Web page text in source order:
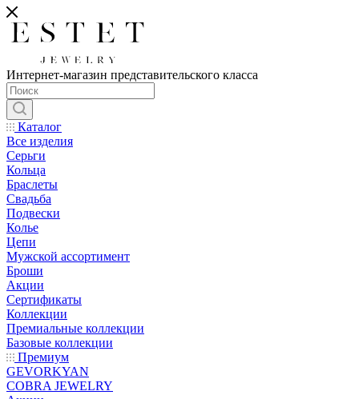
Интернет-магазин представительского класса
Каталог
Все изделия
Серьги
Кольца
Браслеты
Свадьба
Подвески
Колье
Цепи
Мужской ассортимент
Броши
Акции
Сертификаты
Коллекции
Премиальные коллекции
Базовые коллекции
Премиум
GEVORKYAN
COBRA JEWELRY